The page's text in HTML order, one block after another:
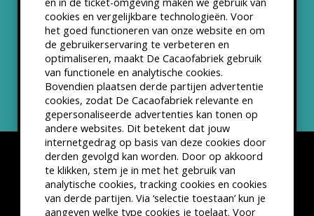
cookies en vergelijkbare technologieën. Voor
het goed functioneren van onze website en om
de gebruikerservaring te verbeteren en
optimaliseren, maakt De Cacaofabriek gebruik
van functionele en analytische cookies.
Bovendien plaatsen derde partijen advertentie
cookies, zodat De Cacaofabriek relevante en
gepersonaliseerde advertenties kan tonen op
andere websites. Dit betekent dat jouw
internetgedrag op basis van deze cookies door
derden gevolgd kan worden. Door op akkoord
te klikken, stem je in met het gebruik van
analytische cookies, tracking cookies en cookies
van derde partijen. Via ‘selectie toestaan’ kun je
aangeven welke type cookies je toelaat. Voor
ANBI status
Nieuwsbrief
Disclaimer Privacyverklaring
Kleine lettertjes